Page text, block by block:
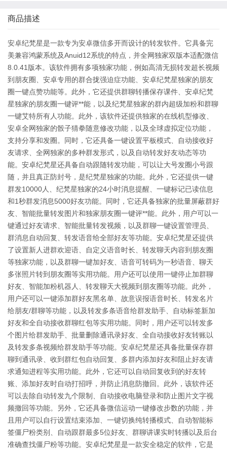
商品描述
安卓纪梵星是一款专为安卓微信多开而设计的转发软件。它具备完
美兼容鸿蒙系统及Anuid12系统的特点，并全网独家双版本适配微信
8.0.41版本。该软件拥有多项独家功能，例如高清无损转发超长视频
到朋友圈、安卓专用的群合拢强迫症功能、安卓纪梵星独家的朋友
圈一键点赞功能等。此外，它还提供群聊转播保存课件、安卓纪梵
星独家的朋友圈一键评**能，以及纪梵星独家的群内超级加粉和群聊
一键艾特所有人功能。此外，该软件还提供独家的在线机型修改、
安卓全网独家的骰子猜拳随意修改功能，以及全球虚拟定位功能，
支持分享和发圈。同时，它还具备一键设置平板模式、自动接收好
友请求、全网独家的多种群发形式，以及自动转发好友动态等功
能。安卓纪梵星还具备自动跟随转发功能，可以让大号发圈小号跟
随，并且真正防封号，是纪梵星独家的功能。此外，它还提供一键
群发10000人、纪梵星独家的24小时消息提醒、一键标记已读信息
和1秒群发消息5000好友功能。同时，它还具备独家的批量屏蔽群好
友、智能批量转发图片和独家朋友圈一键评**能。此外，用户可以一
键通过好友请求、智能批量转发视频，以及群聊一键设置管理员、
群消息自动回复、转发语音给全部好友等功能。安卓纪梵星还提供
了设置新人进群欢迎语、自定义语音时长、转发聊天内容到朋友圈
等独家功能，以及群聊一键加好友、语音可转码为一秒语音、聊天
多张照片转到朋友圈等实用功能。用户还可以使用一键停止加群聊
好友、智能加粉机器人、转发聊天大视频到朋友圈等功能。此外，
用户还可以一键添加群好友黑名单、故意误报语音时长、转发名片
给朋友/群聊等功能，以及转发多条语音给群发助手、自动标签新加
好友和全自动接收群聊红包等实用功能。同时，用户还可以转发多
个图片给群发助手、批量删除通讯录好友、全自动接收好友转账以
及转发多条视频给群发助手等功能。安卓纪梵星还具备批量保存群
聊到通讯录、收到群红包自动回复、多群内添加好友和阻止好友请
求通知进程等实用功能。此外，它还可以自动回复收到的好友转
账、添加好友时自动打招呼，并防止消息防撤回。此外，该软件还
可以去除自动转发九个限制、自动接收电脑登录和防止图片文字视
频撤回等功能。另外，它还具备微信运动一键修改步数的功能，并
且用户可以自行设置结束添加、一键切换纯转播模式、自动智能标
签僵尸粉类别、自动跟群最多5位好友、群聊讲课实时转播以及后台
准确查找僵尸粉等功能。安卓纪梵星是一款安全稳定的软件，它是